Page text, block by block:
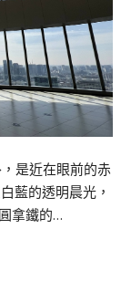
是近在眼前的赤
藍的透明晨光，
拿鐵的…